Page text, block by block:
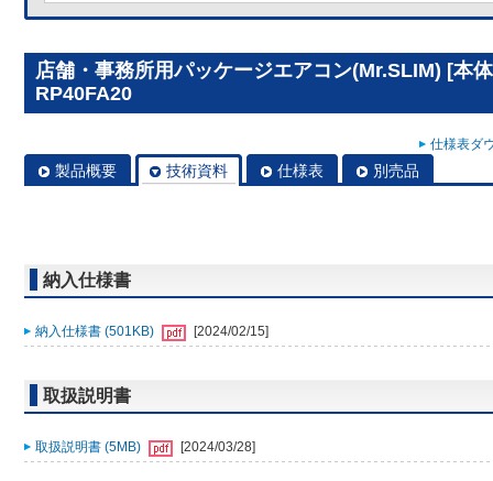
店舗・事務所用パッケージエアコン(Mr.SLIM) [本
RP40FA20
仕様表ダ
製品概要 技術資料 仕様表 別売品
納入仕様書
納入仕様書 (501KB) [2024/02/15]
取扱説明書
取扱説明書 (5MB) [2024/03/28]